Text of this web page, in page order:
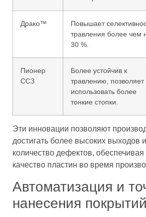
Драко™
Повышает
травления более чем
30 %.
Пионер
ССЗ
Более устойчив к
травлению, позволяет
использовать более
тонкие стопки.
Эти инновации позволяют
достигать более высоких выходов
количество дефектов,
качество пластин во время
Автоматизация и
нанесения покрытий